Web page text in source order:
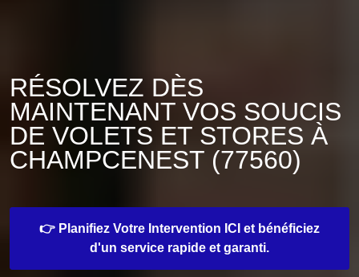
RÉSOLVEZ DÈS
MAINTENANT VOS SOUCIS
DE VOLETS ET STORES À
CHAMPCENEST (77560)
👉 Planifiez Votre Intervention ICI et bénéficiez
d'un service rapide et garanti.